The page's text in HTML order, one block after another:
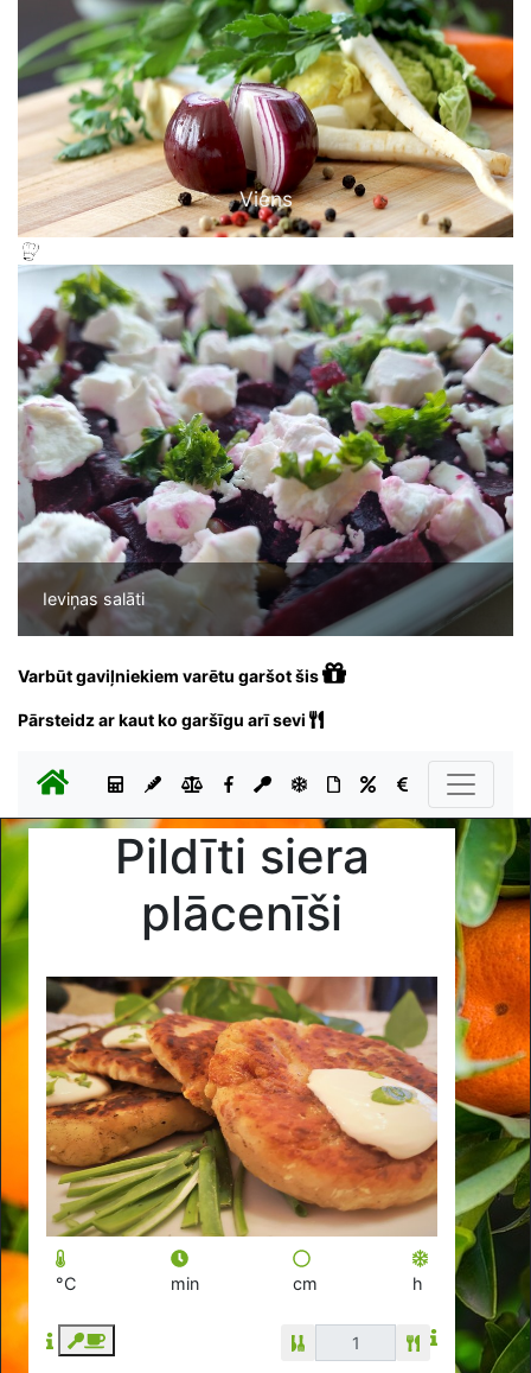
Viens
Ieviņas salāti
Varbūt gaviļniekiem varētu garšot šis
Pārsteidz ar kaut ko garšīgu arī sevi
Pildīti siera
plācenīši
°C min cm h